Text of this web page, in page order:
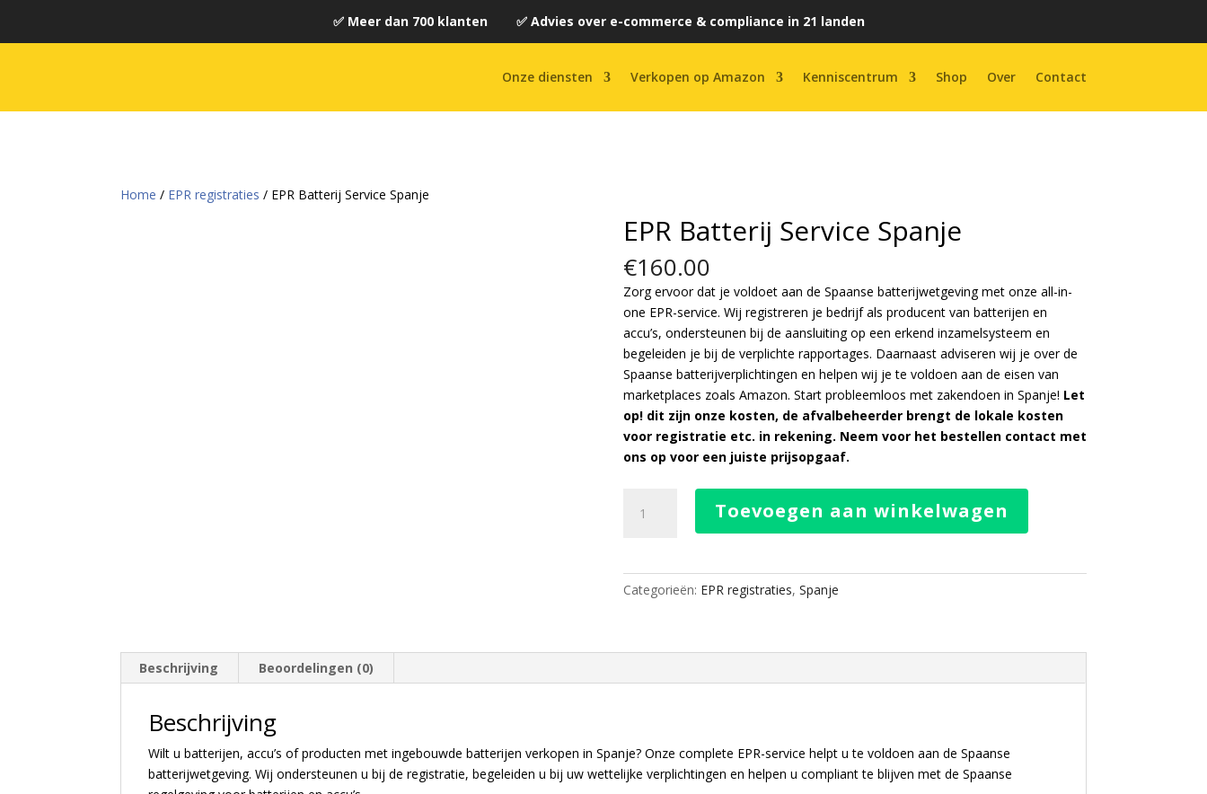
✅ Meer dan 700 klanten ✅ Advies over e-commerce & compliance in 21 landen
Onze diensten Verkopen op Amazon Kenniscentrum Shop Over Contact
Home / EPR registraties / EPR Batterij Service Spanje
EPR Batterij Service Spanje
€160.00
Zorg ervoor dat je voldoet aan de Spaanse batterijwetgeving met onze all-in-
one EPR-service. Wij registreren je bedrijf als producent van batterijen en
accu’s, ondersteunen bij de aansluiting op een erkend inzamelsysteem en
begeleiden je bij de verplichte rapportages. Daarnaast adviseren wij je over de
Spaanse batterijverplichtingen en helpen wij je te voldoen aan de eisen van
marketplaces zoals Amazon. Start probleemloos met zakendoen in Spanje! Let
op! dit zijn onze kosten, de afvalbeheerder brengt de lokale kosten
voor registratie etc. in rekening. Neem voor het bestellen contact met
ons op voor een juiste prijsopgaaf.
Batterij
Toevoegen aan winkelwagen
Categorieën: EPR registraties, Spanje
Beschrijving Beoordelingen (0)
Beschrijving
Wilt u batterijen, accu’s of producten met ingebouwde batterijen verkopen in Spanje? Onze complete EPR-service helpt u te voldoen aan de Spaanse
batterijwetgeving. Wij ondersteunen u bij de registratie, begeleiden u bij uw wettelijke verplichtingen en helpen u compliant te blijven met de Spaanse